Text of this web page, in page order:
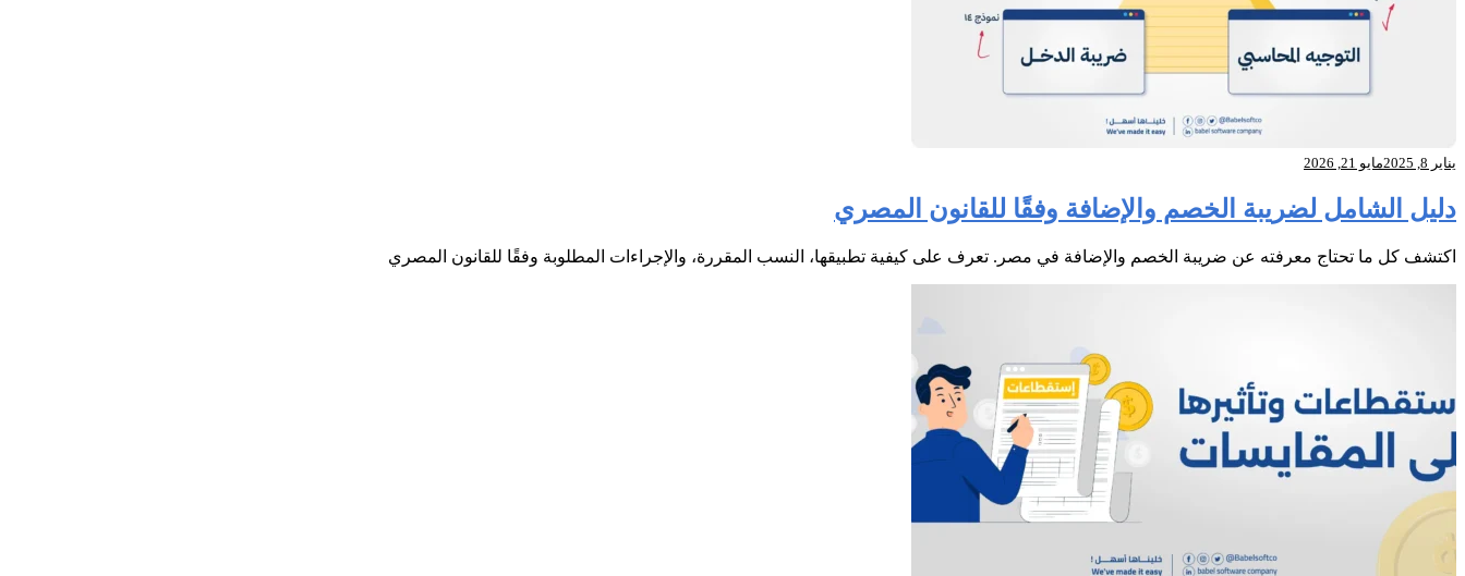
يناير 8, 2025 مايو 21, 2026
دليل الشامل لضريبة الخصم والإضافة وفقًا للقانون المصري
اكتشف كل ما تحتاج معرفته عن ضريبة الخصم والإضافة في مصر. تعرف على كيفية تطبيقها، النسب المقررة، والإجراءات المطلوبة وفقًا للقانون المصري